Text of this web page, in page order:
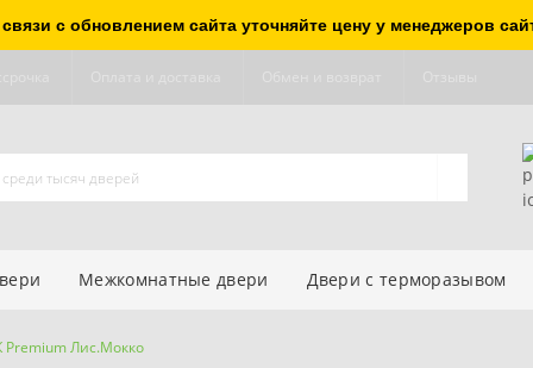
с обновлением сайта уточняйте цену у менеджеров
Межкомнатные двери Двери с терморазывом
Лис.Мокко